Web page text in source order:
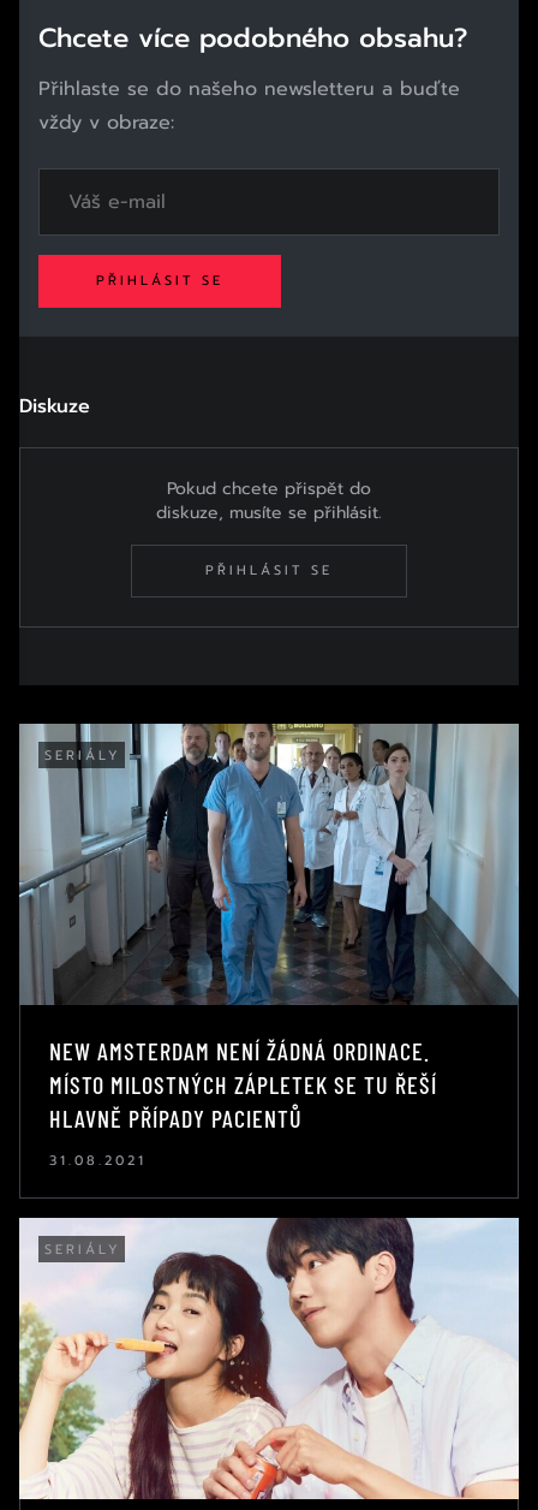
Chcete více podobného obsahu?
Přihlaste se do našeho newsletteru a buďte
vždy v obraze:
PŘIHLÁSIT SE
Diskuze
Pokud chcete přispět do
diskuze, musíte se přihlásit.
PŘIHLÁSIT SE
SERIÁLY
NEW AMSTERDAM NENÍ ŽÁDNÁ ORDINACE.
MÍSTO MILOSTNÝCH ZÁPLETEK SE TU ŘEŠÍ
HLAVNĚ PŘÍPADY PACIENTŮ
31.08.2021
SERIÁLY